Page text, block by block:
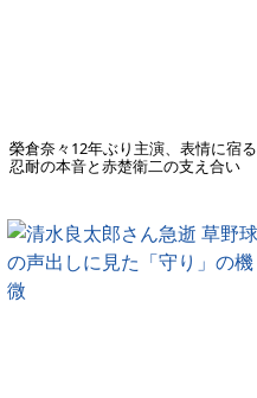
榮倉奈々12年ぶり主演、表情に宿る
忍耐の本音と赤楚衛二の支え合い